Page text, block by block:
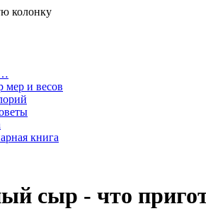
колонку
мер и весов
книга
сыр - что